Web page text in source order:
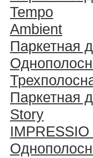
Tempo
Ambient
Паркетная
Паркетная
Story